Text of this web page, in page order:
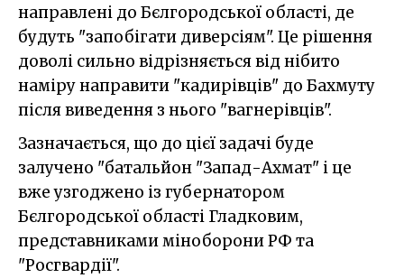
направлені до Бєлгородської області, де
будуть "запобігати диверсіям". Це рішення
доволі сильно відрізняється від нібито
наміру направити "кадирівців" до Бахмуту
після виведення з нього "вагнерівців".
Зазначається, що до цієї задачі буде
залучено "батальйон "Запад-Ахмат" і це
вже узгоджено із губернатором
Бєлгородської області Гладковим,
представниками міноборони РФ та
"Росгвардії".